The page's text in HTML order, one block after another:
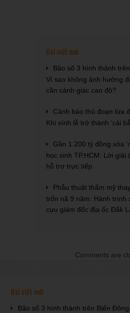
Bài viết mới
Bão số 3 hình thành
Vì sao không ảnh hưởng
cần cảnh giác cao độ?
Cảnh báo thủ đoạn lừa
Khi sính lễ trở thành ‘cái
Gần 1.200 tỷ đồng xóa
học sinh TP.HCM: Lời giải
hỗ trợ trực tiếp
Phẫu thuật thẩm mỹ
trốn nã 9 năm: Hành trình
cựu giám đốc địa ốc Đắk
Comments are
Bài viết mới
Bão số 3 hình thành trên Biển